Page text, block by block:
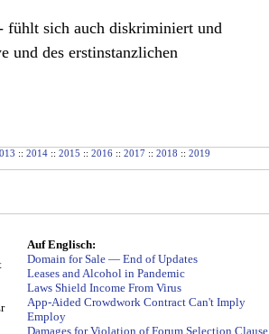
fühlt sich auch diskriminiert und
und des erstinstanzlichen
:: 2014 :: 2015 :: 2016 :: 2017 :: 2018 :: 2019
AufEnglisch:
Domain for Sale — End of Updates
Leases and Alcohol in Pandemic
Laws Shield Income From Virus
App-Aided Crowdwork Contract Can't Imply
Employ
Damages for Violation of Forum Selection Clause